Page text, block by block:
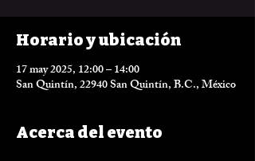
Horario y ubicación
17 may 2025, 12:00 – 14:00
San Quintín, 22940 San Quintín, B.C., México
Acerca del evento